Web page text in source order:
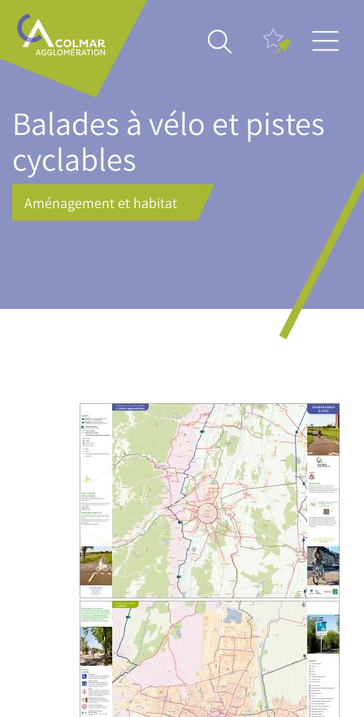
Aller
contenu
principal
Main
navigation
Balades à vélo et pistes
cyclables
Aménagement et habitat